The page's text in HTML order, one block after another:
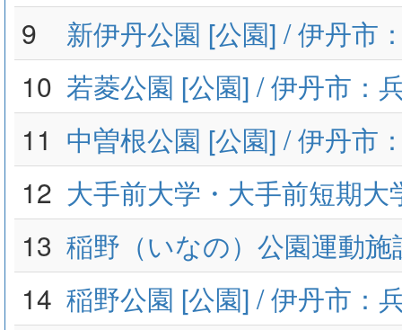
9
新伊丹公園 [公園] / 伊丹市
10 若菱公園 [公園] / 伊丹市：
11 中曽根公園 [公園] / 伊丹市
12 大手前大学・大手前短期
13 稲野（いなの）公園運動施
14 稲野公園 [公園] / 伊丹市：